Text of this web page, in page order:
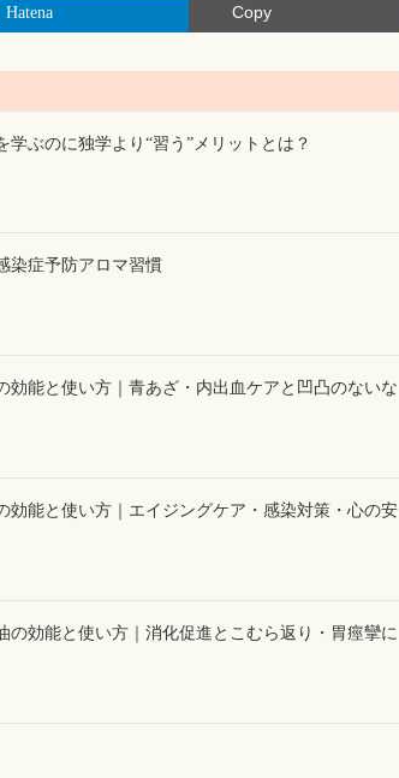
Hatena Copy
学ぶのに独学より“習う”メリットとは？
染症予防アロマ習慣
効能と使い方｜青あざ・内出血ケアと凹凸のないな
効能と使い方｜エイジングケア・感染対策・心の安
の効能と使い方｜消化促進とこむら返り・胃痙攣に